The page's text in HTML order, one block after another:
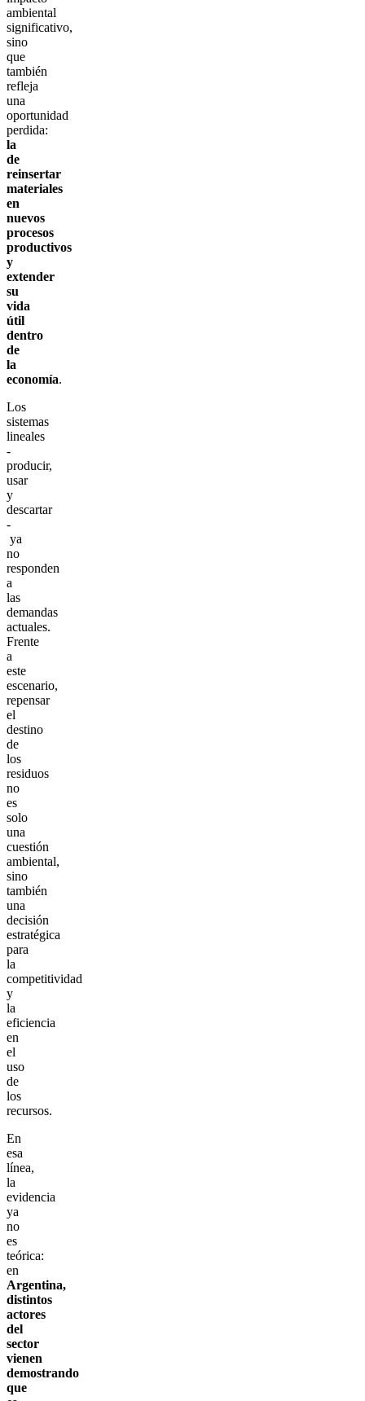
ambiental
significativo,
sino
que
también
refleja
una
oportunidad
perdida:
la
de
reinsertar
materiales
en
nuevos
procesos
productivos
y
extender
su
vida
útil
dentro
de
la
economía.
Los
sistemas
lineales
-
producir,
usar
y
descartar
-
ya
no
responden
a
las
demandas
actuales.
Frente
a
este
escenario,
repensar
el
destino
de
los
residuos
no
es
solo
una
cuestión
ambiental,
sino
también
una
decisión
estratégica
para
la
competitividad
y
la
eficiencia
en
el
uso
de
los
recursos.
En
esa
línea,
la
evidencia
ya
no
es
teórica:
en
Argentina,
distintos
actores
del
sector
vienen
demostrando
que